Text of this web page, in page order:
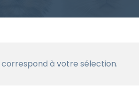
à votre sélection.